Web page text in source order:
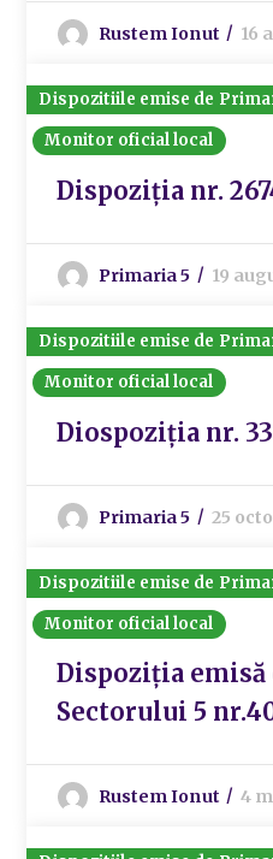
Rustem Ionut 16
Dispozitiile emise de
Monitor oficial local
Dispoziția nr.
Primaria 5 19
Dispozitiile emise de
Monitor oficial local
Diospoziția nr.
Primaria 5 25
Dispozitiile emise de
Monitor oficial local
Dispoziția
Sectorului 5
Rustem Ionut 4